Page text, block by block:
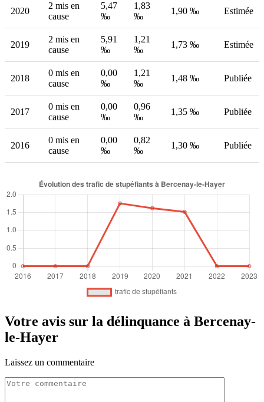
2020
2 mis en
cause
5,47
‰
1,83
‰
1,90 ‰ Estimée
2019
2 mis en
cause
5,91
‰
1,21
‰
1,73 ‰ Estimée
2018
0 mis en
cause
0,00
‰
1,21
‰
1,48 ‰ Publiée
2017
0 mis en
cause
0,00
‰
0,96
‰
1,35 ‰ Publiée
2016
0 mis en
cause
0,00
‰
0,82
‰
1,30 ‰ Publiée
Votre avis sur la délinquance à Bercenay-
le-Hayer
Laissez un commentaire